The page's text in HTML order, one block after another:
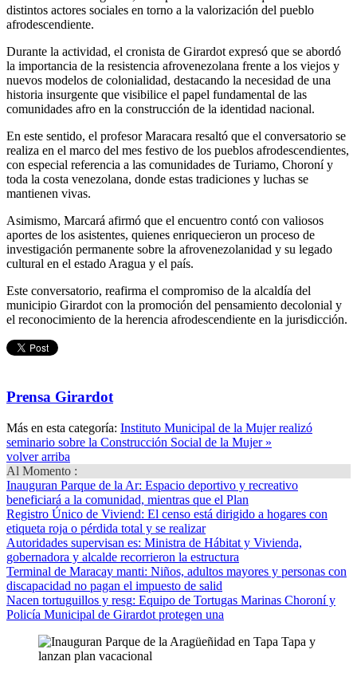
distintos actores sociales en torno a la valorización del pueblo
afrodescendiente.
Durante la actividad, el cronista de Girardot expresó que se abordó
la importancia de la resistencia afrovenezolana frente a los viejos y
nuevos modelos de colonialidad, destacando la necesidad de una
historia insurgente que visibilice el papel fundamental de las
comunidades afro en la construcción de la identidad nacional.
En este sentido, el profesor Maracara resaltó que el conversatorio se
realiza en el marco del mes festivo de los pueblos afrodescendientes,
con especial referencia a las comunidades de Turiamo, Choroní y
toda la costa venezolana, donde estas tradiciones y luchas se
mantienen vivas.
Asimismo, Marcará afirmó que el encuentro contó con valiosos
aportes de los asistentes, quienes enriquecieron un proceso de
investigación permanente sobre la afrovenezolanidad y su legado
cultural en el estado Aragua y el país.
Este conversatorio, reafirma el compromiso de la alcaldía del
municipio Girardot con la promoción del pensamiento decolonial y
el reconocimiento de la herencia afrodescendiente en la jurisdicción.
Prensa Girardot
Más en esta categoría: Instituto Municipal de la Mujer realizó
seminario sobre la Construcción Social de la Mujer »
volver arriba
Al Momento :
Inauguran Parque de la Ar: Espacio deportivo y recreativo
beneficiará a la comunidad, mientras que el Plan
Registro Único de Viviend: El censo está dirigido a hogares con
etiqueta roja o pérdida total y se realizar
Autoridades supervisan es: Ministra de Hábitat y Vivienda,
gobernadora y alcalde recorrieron la estructura
Terminal de Maracay manti: Niños, adultos mayores y personas con
discapacidad no pagan el impuesto de salid
Nacen tortuguillos y resg: Equipo de Tortugas Marinas Choroní y
Policía Municipal de Girardot protegen una